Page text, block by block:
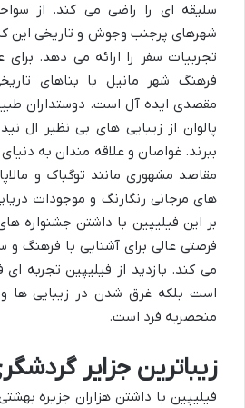
سلیقه ای را راضی می کند. از
شهرهای پرجنب وجوش و تاریخی این
تجربیات سفر را ارائه می دهد. برای
فرهنگ شهر مانیل با بناهای
مقصدی ایده آل است. دوستداران
پالوان از زیبایی های بی نظیر ال
ببرند. غواصان و علاقه مندان به
مقاصد مشهوری مانند توگباک و
های مرجانی رنگارنگ و موجودات
بر این فیلیپین با داشتن جشنواره
فرصتی عالی برای آشنایی با فرهنگ
می کند. بازدید از فیلیپین تجربه ای
است بلکه غرق شدن در زیبایی ها
منحصربه فرد است.
زیباترین جزایر
فیلیپین با داشتن هزاران جزیره